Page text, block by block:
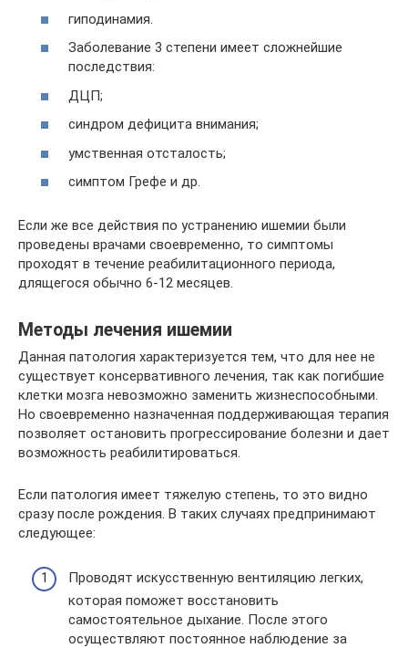
гиподинамия.
Заболевание 3 степени имеет сложнейшие
последствия:
ДЦП;
синдром дефицита внимания;
умственная отсталость;
симптом Грефе и др.
Если же все действия по устранению ишемии были
проведены врачами своевременно, то симптомы
проходят в течение реабилитационного периода,
длящегося обычно 6-12 месяцев.
Методы лечения ишемии
Данная патология характеризуется тем, что для нее не
существует консервативного лечения, так как погибшие
клетки мозга невозможно заменить жизнеспособными.
Но своевременно назначенная поддерживающая терапия
позволяет остановить прогрессирование болезни и дает
возможность реабилитироваться.
Если патология имеет тяжелую степень, то это видно
сразу после рождения. В таких случаях предпринимают
следующее:
Проводят искусственную вентиляцию легких,
которая поможет восстановить
самостоятельное дыхание. После этого
осуществляют постоянное наблюдение за